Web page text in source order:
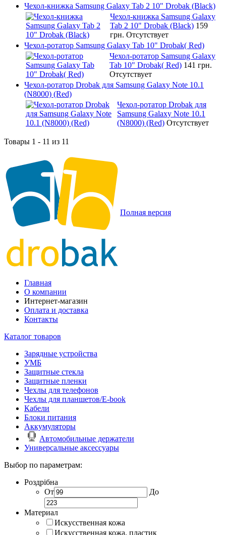
Чехол-книжка Samsung Galaxy Tab 2 10" Drobak (Black)
Чехол-книжка Samsung Galaxy
Tab 2 10" Drobak (Black) 159
грн. Отсутствует
Чехол-ротатор Samsung Galaxy Tab 10" Drobak( Red)
Чехол-ротатор Samsung Galaxy
Tab 10" Drobak( Red) 141 грн.
Отсутствует
Чехол-ротатор Drobak для Samsung Galaxy Note 10.1
(N8000) (Red)
Чехол-ротатор Drobak для
Samsung Galaxy Note 10.1
(N8000) (Red) Отсутствует
Товары 1 - 11 из 11
Полная версия
Главная
О компании
Интернет-магазин
Оплата и доставка
Контакты
Каталог товаров
Зарядные устройства
УМБ
Защитные стекла
Защитные пленки
Чехлы для телефонов
Чехлы для планшетов/E-book
Кабели
Блоки питания
Аккумуляторы
Автомобильные держатели
Универсальные аксессуары
Выбор по параметрам:
Роздрібна
От
До
Материал
Искусственная кожа
Искусственная кожа, пластик